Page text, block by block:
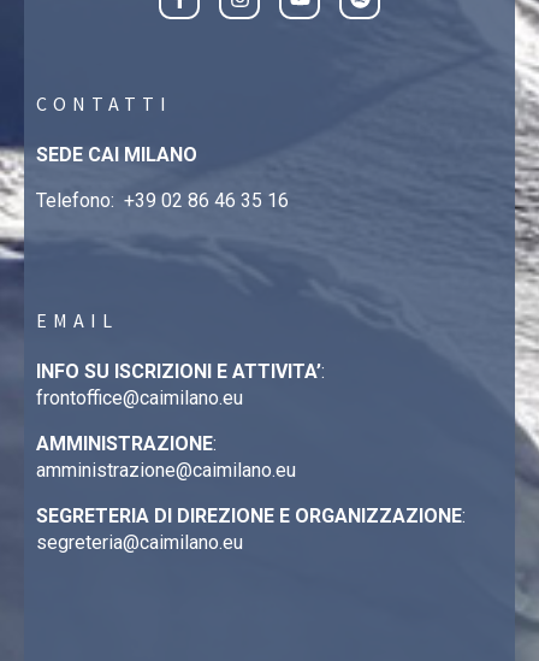
CONTATTI
SEDE CAI MILANO
Telefono: +39 02 86 46 35 16
EMAIL
INFO SU ISCRIZIONI E ATTIVITA’:
frontoffice@caimilano.eu
AMMINISTRAZIONE:
amministrazione@caimilano.eu
SEGRETERIA DI DIREZIONE E ORGANIZZAZIONE:
segreteria@caimilano.eu